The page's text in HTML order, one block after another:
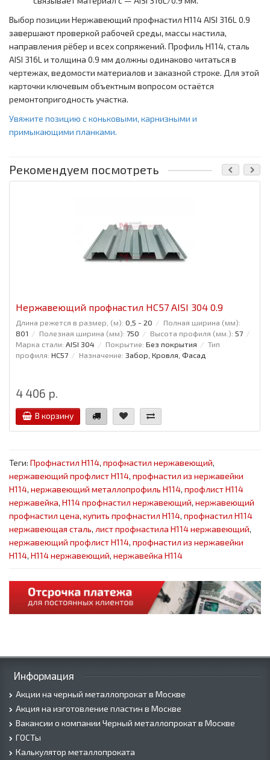
Выбор позиции Нержавеющий профнастил Н114 AISI 316L 0.9
завершают проверкой рабочей среды, массы настила,
направления рёбер и всех сопряжений. Профиль Н114, сталь
AISI 316L и толщина 0.9 мм должны одинаково читаться в
чертежах, ведомости материалов и заказной строке. Для этой
карточки ключевым объектным вопросом остаётся
ремонтопригодность участка.
Увяжите позицию с коньковыми, карнизными и
примыкающими планками.
Рекомендуем посмотреть
Нержавеющий профнастил НС57 AISI 304 0.9
Длина режется в размер, (м): 0,5 - 20
Полная ширина (мм):
801
Полезная ширина (мм): 750 Высота профиля (мм.): 57
Марка стали: AISI 304 Покрытие: Без покрытия
Тип
профиля: НС57 Назначение: Забор, Кровля, Фасад
4 406 р.
В корзину
Теги: Профнастил Н114, профнастил нержавеющий,
нержавеющий профлист Н114, профнастил из нержавейки
Н114, нержавеющий металлопрофиль Н114, профлист Н114
нержавейка, Н114 профнастил нержавеющий, нержавеющий
профнастил цена, купить профнастил Н114, профнастил Н114
нержавеющая сталь, лист профнастила Н114 нержавеющий,
нержавеющий профлист Н114, профнастил из нержавейки
Н114, Н114 нержавеющий, нержавейка Н114
Информация
Акции на черный металлопрокат в Москве
Акция на изготовление пластин в Москве
Вакансии о компании Черный металлопрокат в Москве
ГОСТы
Калькулятор металлопроката